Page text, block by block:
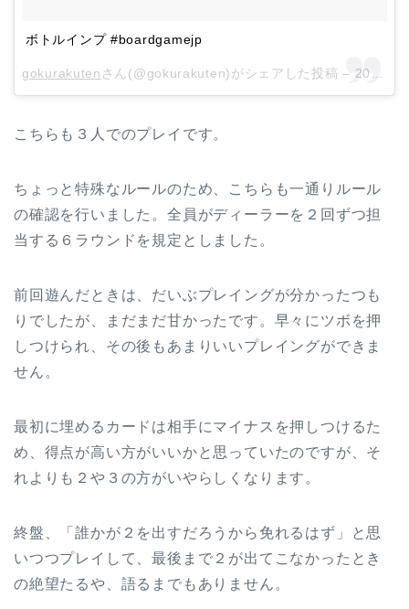
ボトルインプ #boardgamejp
gokurakuten さん(@gokurakuten)がシェアした投稿 – 2018年 4月月26日午前8時28分PDT
こちらも３人でのプレイです。
ちょっと特殊なルールのため、こちらも一通りルール
の確認を行いました。全員がディーラーを２回ずつ担
当する６ラウンドを規定としました。
前回遊んだときは、だいぶプレイングが分かったつも
りでしたが、まだまだ甘かったです。早々にツボを押
しつけられ、その後もあまりいいプレイングができま
せん。
最初に埋めるカードは相手にマイナスを押しつけるた
め、得点が高い方がいいかと思っていたのですが、そ
れよりも２や３の方がいやらしくなります。
終盤、「誰かが２を出すだろうから免れるはず」と思
いつつプレイして、最後まで２が出てこなかったとき
の絶望たるや、語るまでもありません。